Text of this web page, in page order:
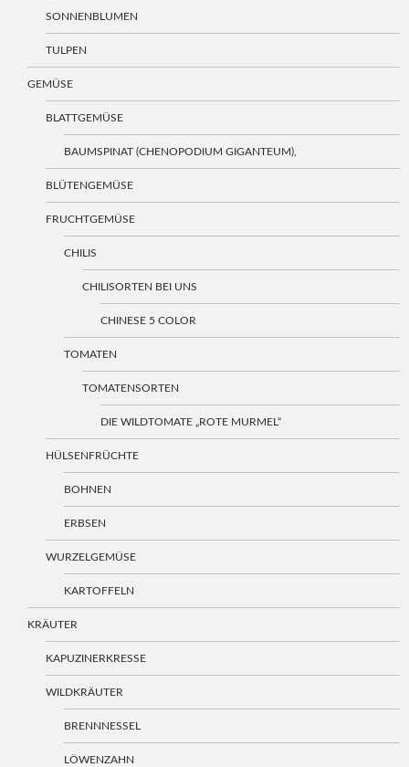
SONNENBLUMEN
TULPEN
GEMÜSE
BLATTGEMÜSE
BAUMSPINAT (CHENOPODIUM GIGANTEUM),
BLÜTENGEMÜSE
FRUCHTGEMÜSE
CHILIS
CHILISORTEN BEI UNS
CHINESE 5 COLOR
TOMATEN
TOMATENSORTEN
DIE WILDTOMATE „ROTE MURMEL“
HÜLSENFRÜCHTE
BOHNEN
ERBSEN
WURZELGEMÜSE
KARTOFFELN
KRÄUTER
KAPUZINERKRESSE
WILDKRÄUTER
BRENNNESSEL
LÖWENZAHN